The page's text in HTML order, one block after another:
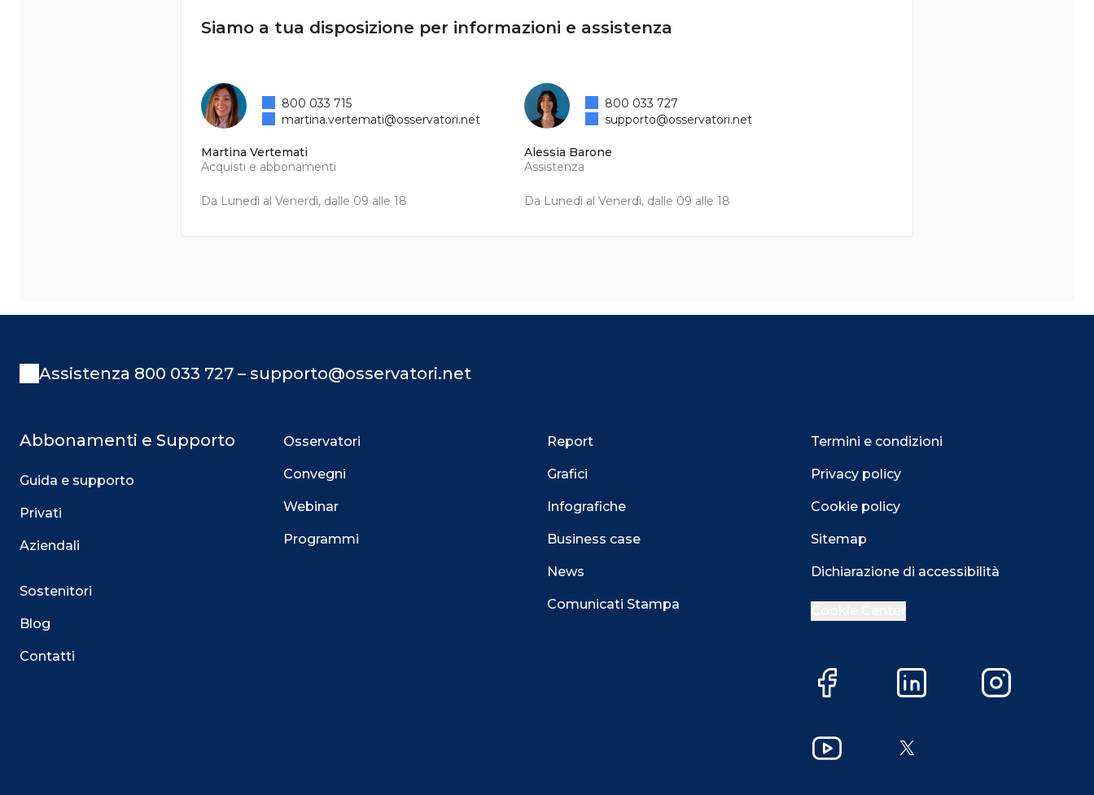
Siamo a tua disposizione per informazioni e assistenza
Martina Vertemati
Acquisti e abbonamenti
Da Lunedì al Venerdì, dalle 09 alle 18
800 033 715
martina.vertemati@osservatori.net
Alessia Barone
Assistenza
Da Lunedì al Venerdì, dalle 09 alle 18
800 033 727
supporto@osservatori.net
Assistenza 800 033 727 – supporto@osservatori.net
Abbonamenti e Supporto
Guida e supporto
Privati
Aziendali
Sostenitori
Blog
Contatti
Osservatori
Convegni
Webinar
Programmi
Report
Grafici
Infografiche
Business case
News
Comunicati Stampa
Termini e condizioni
Privacy policy
Cookie policy
Sitemap
Dichiarazione di accessibilità
Facebook LinkedIn Instagram
YouTube X
Accetta Più opzioni